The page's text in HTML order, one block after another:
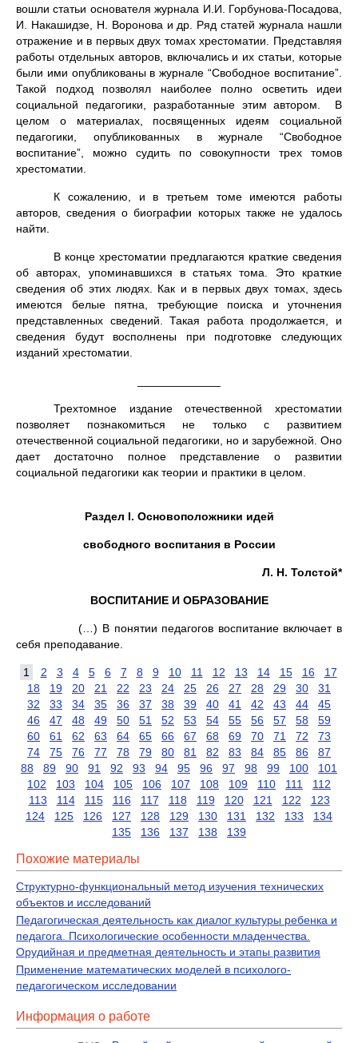
вошли статьи основателя журнала И.И. Горбунова-Посадова,
И. Накашидзе, Н. Воронова и др. Ряд статей журнала нашли
отражение и в первых двух томах хрестоматии. Представляя
работы отдельных авторов, включались и их статьи, которые
были ими опубликованы в журнале “Свободное воспитание”.
Такой подход позволял наиболее полно осветить идеи
социальной педагогики, разработанные этим автором. В
целом о материалах, посвященных идеям социальной
педагогики, опубликованных в журнале “Свободное
воспитание”, можно судить по совокупности трех томов
хрестоматии.
К сожалению, и в третьем томе имеются работы
авторов, сведения о биографии которых также не удалось
найти.
В конце хрестоматии предлагаются краткие сведения
об авторах, упоминавшихся в статьях тома. Это краткие
сведения об этих людях. Как и в первых двух томах, здесь
имеются белые пятна, требующие поиска и уточнения
представленных сведений. Такая работа продолжается, и
сведения будут восполнены при подготовке следующих
изданий хрестоматии.
Трехтомное издание отечественной хрестоматии
позволяет познакомиться не только с развитием
отечественной социальной педагогики, но и зарубежной. Оно
дает достаточно полное представление о развитии
социальной педагогики как теории и практики в целом.
Раздел I. Основоположники идей
свободного воспитания в России
Л. Н. Толстой*
ВОСПИТАНИЕ И ОБРАЗОВАНИЕ
(…) В понятии педагогов воспитание включает в
себя преподавание.
1 2 3 4 5 6 7 8 9 10 11 12 13 14 15 16
17
18
19 20 21 22 23 24 25 26 27 28 29 30
31
32
33 34 35 36 37 38 39 40 41 42 43 44
45
46
47 48 49 50 51 52 53 54 55 56 57 58
59
60
61 62 63 64 65 66 67 68 69 70 71 72
73
74
75 76 77 78 79 80 81 82 83 84 85 86
87
88
89 90 91 92 93 94 95 96 97 98 99 100
101
102
103 104 105 106 107 108 109 110 111
112
113
114 115 116 117 118 119 120 121 122
123
124
125 126 127 128 129 130 131 132 133
134
135
136 137 138 139
Похожие материалы
Структурно-функциональный метод изучения технических
объектов и исследований
Педагогическая деятельность как диалог культуры ребенка и
педагога. Психологические особенности младенчества.
Орудийная и предметная деятельность и этапы развития
Применение математических моделей в психолого-
педагогическом исследовании
Информация о работе